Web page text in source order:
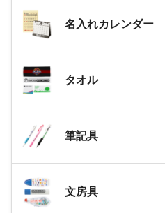
名入れカレンダー
タオル
筆記具
文房具